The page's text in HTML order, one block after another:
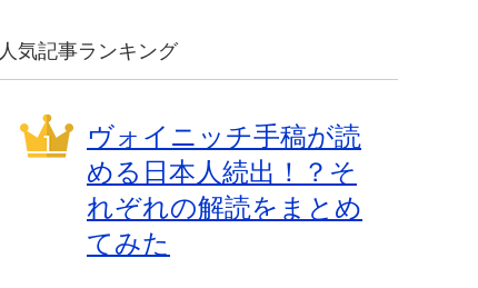
人気記事ランキング
ヴォイニッチ手稿が読
める日本人続出！？そ
れぞれの解読をまとめ
てみた